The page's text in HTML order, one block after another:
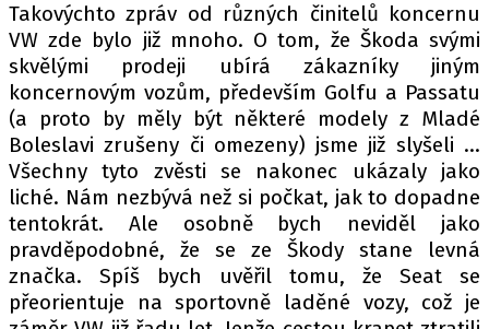
OSOBNÍ ÚDAJE / COOKIES
Provozovatelem serveru autoroad.cz je
INCORP MEDIA GROUP s.r.o., IČ: 118 23 054
Takovýchto zpráv od různých činitelů koncernu
VW zde bylo již mnoho. O tom, že Škoda svými
skvělými prodeji ubírá zákazníky jiným
koncernovým vozům, především Golfu a Passatu
(a proto by měly být některé modely z Mladé
Boleslavi zrušeny či omezeny) jsme již slyšeli ...
Všechny tyto zvěsti se nakonec ukázaly jako
liché. Nám nezbývá než si počkat, jak to dopadne
tentokrát. Ale osobně bych neviděl jako
pravděpodobné, že se ze Škody stane levná
značka. Spíš bych uvěřil tomu, že Seat se
přeorientuje na sportovně laděné vozy, což je